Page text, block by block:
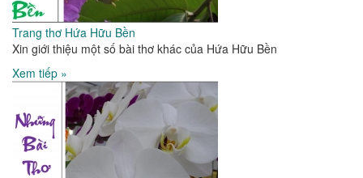
Trang thơ Hứa Hữu Bền
Xin giới thiệu một số bài thơ khác của Hứa Hữu Bền
Xem tiếp »